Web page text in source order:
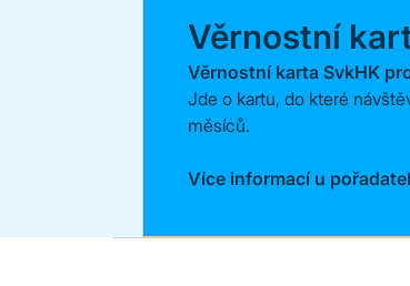
Věrnostní
Věrnostní karta SvkHK
Jde o kartu, do které
měsíců.
Více informací u